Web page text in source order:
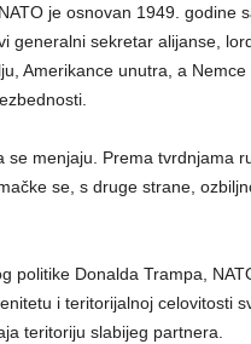
je osnovan 1949. godine
generalni sekretar alijanse,
Amerikance unutra, a
se menjaju. Prema tvrdnjama
se, s druge strane,
politike Donalda Trampa,
i teritorijalnoj celovitosti
teritoriju slabijeg partnera.